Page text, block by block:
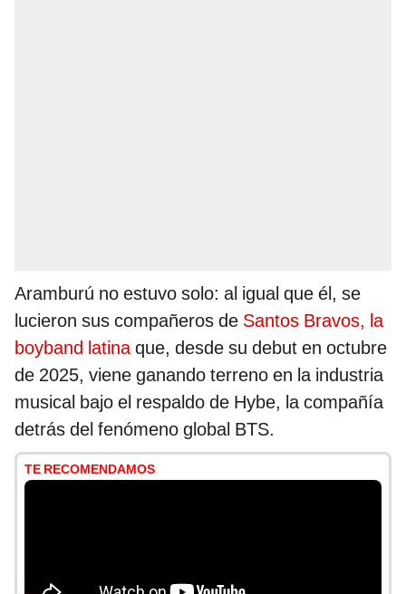
Aramburú no estuvo solo: al igual que él, se
lucieron sus compañeros de Santos Bravos, la
boyband latinaque, desde su debut en octubre
de 2025, viene ganando terreno en la industria
musical bajo el respaldo de Hybe, la compañía
detrás del fenómeno global BTS.
TE RECOMENDAMOS